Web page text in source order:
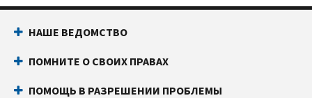
НАШЕ ВЕДОМСТВО
ПОМНИТЕ О СВОИХ ПРАВАХ
ПОМОЩЬ В РАЗРЕШЕНИИ ПРОБЛЕМЫ